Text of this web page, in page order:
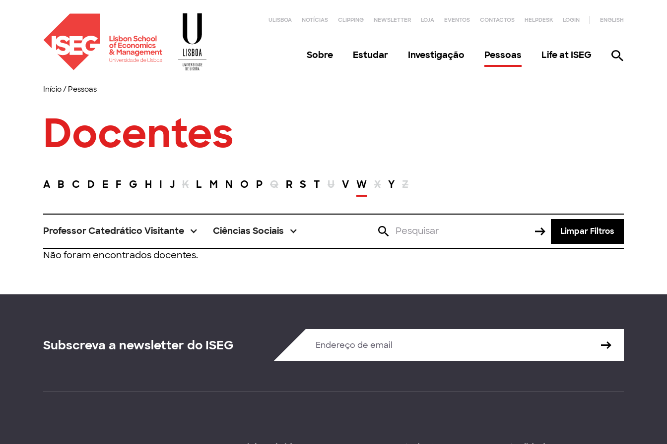
ULISBOA NOTÍCIAS CLIPPING NEWSLETTER LOJA EVENTOS CONTACTOS HELPDESK LOGIN ENGLISH
Sobre Estudar Investigação Pessoas Life at ISEG
Início/ Pessoas
Docentes
A B C D E F G H I J K L M N O P Q R S T U V W X Y Z
Professor Catedrático Visitante Ciências Sociais Limpar Filtros
Não foram encontrados docentes.
Subscreva a newsletter do ISEG